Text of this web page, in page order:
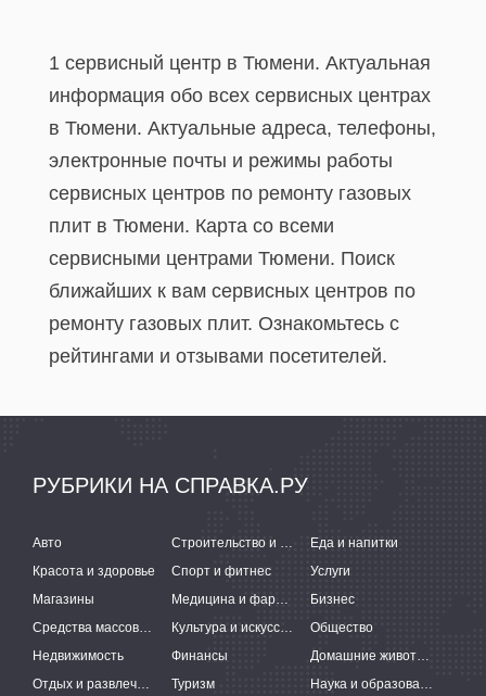
1 сервисный центр в Тюмени. Актуальная
информация обо всех сервисных центрах
в Тюмени. Актуальные адреса, телефоны,
электронные почты и режимы работы
сервисных центров по ремонту газовых
плит в Тюмени. Карта со всеми
сервисными центрами Тюмени. Поиск
ближайших к вам сервисных центров по
ремонту газовых плит. Ознакомьтесь с
рейтингами и отзывами посетителей.
РУБРИКИ НА СПРАВКА.РУ
Авто Строительство и ремонт
Еда и напитки
Красота и здоровье
Спорт и фитнес
Услуги
Магазины
Медицина и фармацевтика
Бизнес
Средства массовой информации
Культура и искусство
Общество
Недвижимость
Финансы
Домашние животные
Отдых и развлечения
Туризм Наука и образование